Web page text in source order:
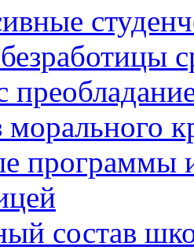
программы
состав